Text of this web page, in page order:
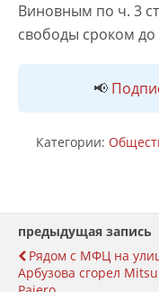
Виновным по ч. 3
свободы сроком до
📢
Категории:
предыдущая запись
Рядом с МФЦ на
Арбузова сгорел